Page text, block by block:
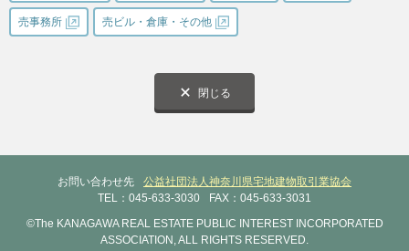
売事務所 売ビル・倉庫・その他
閉じる
お問い合わせ先
公益社団法人神奈川県宅地建物取引業協会
TEL：045-633-3030
FAX：045-633-3031
©The KANAGAWA REAL ESTATE PUBLIC INTEREST INCORPORATED
ASSOCIATION, ALL RIGHTS RESERVED.